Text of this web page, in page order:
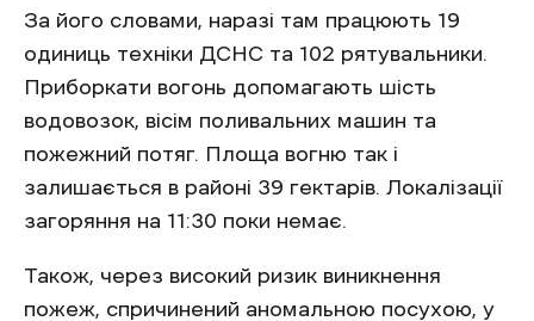
За його словами, наразі там працюють 19
одиниць техніки ДСНС та 102 рятувальники.
Приборкати вогонь допомагають шість
водовозок, вісім поливальних машин та
пожежний потяг. Площа вогню так і
залишається в районі 39 гектарів. Локалізації
загоряння на 11:30 поки немає.
Також, через високий ризик виникнення
пожеж, спричинений аномальною посухою, у